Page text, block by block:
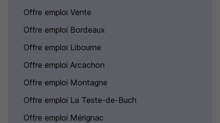
Offre emploi Vente
Offre emploi Bordeaux
Offre emploi Libourne
Offre emploi Arcachon
Offre emploi Montagne
Offre emploi La Teste-de-Buch
Offre emploi Mérignac